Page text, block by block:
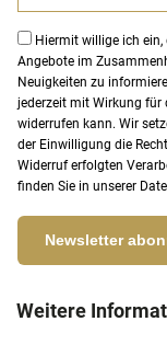
Hiermit willige ich
Angebote im
Neuigkeiten zu
jederzeit mit Wirkung für
widerrufen kann. Wir
der Einwilligung die
Widerruf erfolgten
finden Sie in unserer
Weitere